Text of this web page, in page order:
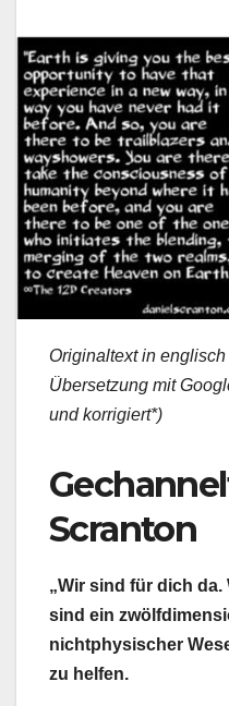
Originaltext in
Übersetzung mit
und korrigiert*)
Scranton
„Wir sind für dich
sind ein
nichtphysischer
zu helfen.